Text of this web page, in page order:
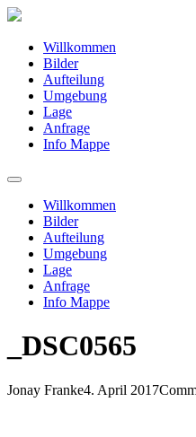
Willkommen
Bilder
Aufteilung
Umgebung
Lage
Anfrage
Info Mappe
Willkommen
Bilder
Aufteilung
Umgebung
Lage
Anfrage
Info Mappe
_DSC0565
Jonay Franke4. April 2017